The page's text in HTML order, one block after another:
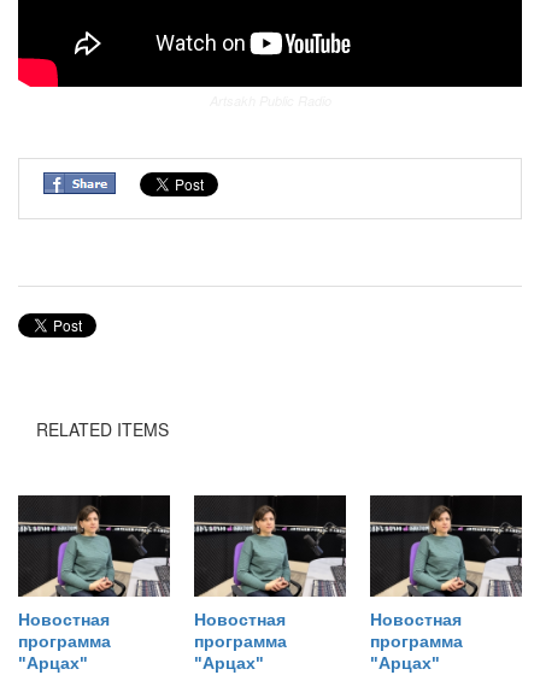
RELATED ITEMS
Новостная
программа
"Арцах"
Новостная
программа
"Арцах"
Новостная
программа
"Арцах"